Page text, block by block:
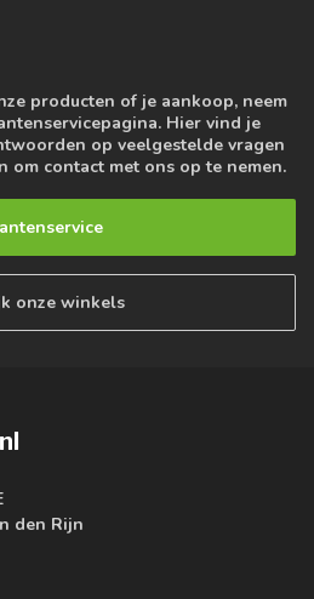
producten of je aankoop, neem
Hier vind je
op veelgestelde vragen
om contact met ons op te nemen.
onze winkels
den Rijn